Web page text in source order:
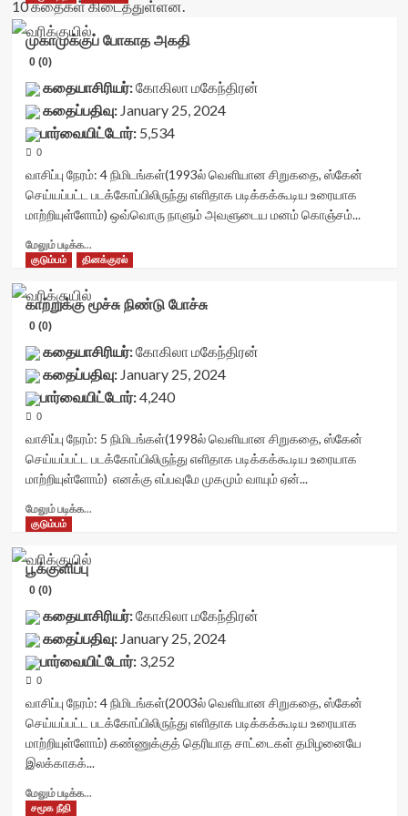
10 கதைகள் கிடைத்துள்ளன.
முகாமுக்குப் போகாத அகதி
0 (0)
கதையாசிரியர்:கோகிலா மகேந்திரன்
கதைப்பதிவு:January 25, 2024
பார்வையிட்டோர்:5,534
0
வாசிப்பு நேரம்: 4 நிமிடங்கள்(1993ல் வெளியான சிறுகதை, ஸ்கேன்
செய்யப்பட்ட படக்கோப்பிலிருந்து எளிதாக படிக்கக்கூடிய உரையாக
மாற்றியுள்ளோம்) ஒவ்வொரு நாளும் அவளுடைய மனம் கொஞ்சம்...
மேலும் படிக்க...
more
முகாமுக்குப்
போகாத
class="yasr-
vv-
stars-
title-
<div
class='yasr-
stars-
title
readonly-
rater-
31bf5455a7066'
data-
rater-
starsize='16'
data-
data-
குடும்பம் தினக்குரல்
காற்றுக்கு மூச்சு நிண்டு போச்சு
0 (0)
கதையாசிரியர்:கோகிலா மகேந்திரன்
கதைப்பதிவு:January 25, 2024
பார்வையிட்டோர்:4,240
0
வாசிப்பு நேரம்: 5 நிமிடங்கள்(1998ல் வெளியான சிறுகதை, ஸ்கேன்
செய்யப்பட்ட படக்கோப்பிலிருந்து எளிதாக படிக்கக்கூடிய உரையாக
மாற்றியுள்ளோம்) எனக்கு எப்பவுமே முகமும் வாயும் ஏன்...
மேலும் படிக்க...
காற்றுக்கு
போச்சு<div
class="yasr-
vv-
stars-
container">
<div
class='yasr-
stars-
title
rater-
குடும்பம்
பூக்குளிப்பு
0 (0)
கதையாசிரியர்:கோகிலா மகேந்திரன்
கதைப்பதிவு:January 25, 2024
பார்வையிட்டோர்:3,252
0
வாசிப்பு நேரம்: 4 நிமிடங்கள்(2003ல் வெளியான சிறுகதை, ஸ்கேன்
செய்யப்பட்ட படக்கோப்பிலிருந்து எளிதாக படிக்கக்கூடிய உரையாக
மாற்றியுள்ளோம்) கண்ணுக்குத் தெரியாத சாட்டைகள் தமிழனையே
இலக்காகக்...
மேலும் படிக்க...
சமூக நீதி